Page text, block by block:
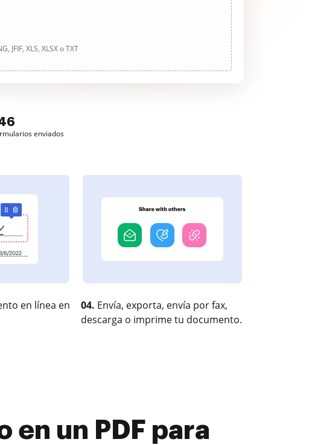
JFIF, XLS, XLSX o TXT
enviados
en línea en
04. Envía, exporta, envía por fax,
descarga o imprime tu documento.
en un PDF para